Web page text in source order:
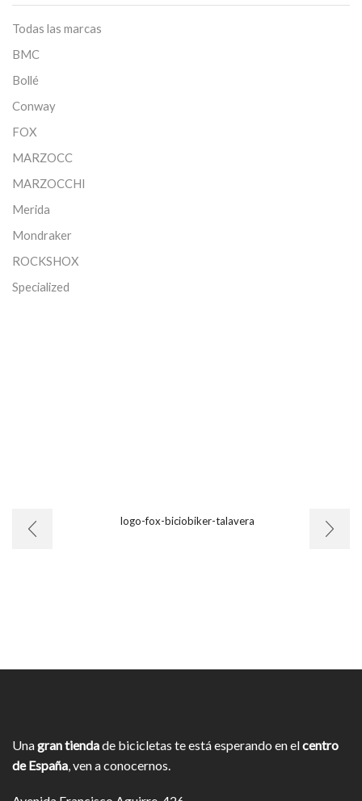
Todas las marcas
BMC
Bollé
Conway
FOX
MARZOCC
MARZOCCHI
Merida
Mondraker
ROCKSHOX
Specialized
Unagran tiendade bicicletas te está esperando en elcentro
de España, ven a conocernos.